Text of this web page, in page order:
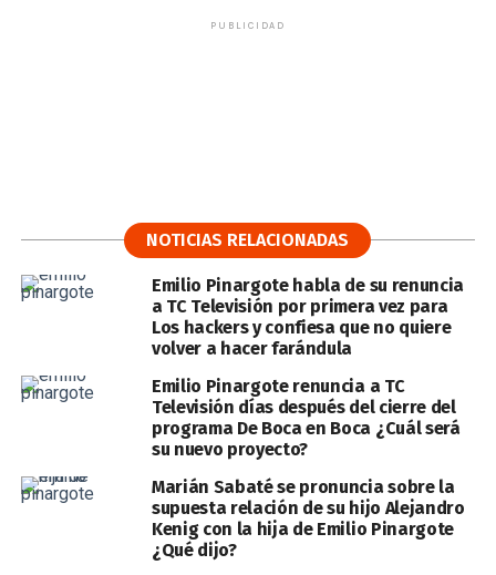
PUBLICIDAD
NOTICIAS RELACIONADAS
Emilio Pinargote habla de su renuncia
a TC Televisión por primera vez para
Los hackers y confiesa que no quiere
volver a hacer farándula
Emilio Pinargote renuncia a TC
Televisión días después del cierre del
programa De Boca en Boca ¿Cuál será
su nuevo proyecto?
Marián Sabaté se pronuncia sobre la
supuesta relación de su hijo Alejandro
Kenig con la hija de Emilio Pinargote
¿Qué dijo?